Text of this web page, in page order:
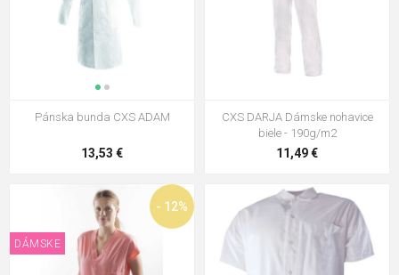
Pánska bunda CXS ADAM
13,53 €
CXS DARJA Dámske nohavice
biele - 190g/m2
11,49 €
- 12%
DÁMSKE